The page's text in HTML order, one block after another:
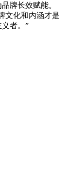
牌长效赋能。
文化和内涵才是
者。”